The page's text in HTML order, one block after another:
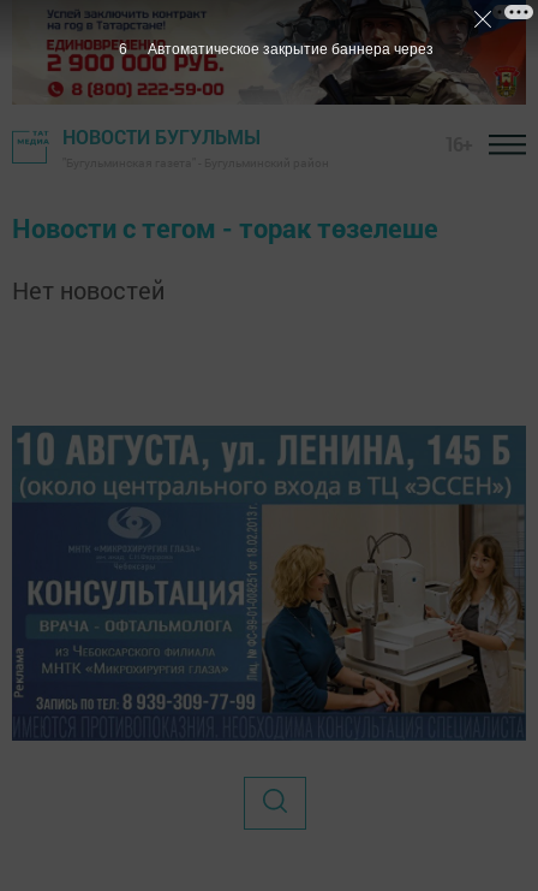
НОВОСТИ БУГУЛЬМЫ
Новости с тегом - торак төзелеше
Нет новостей
6 Автоматическое закрытие баннера через